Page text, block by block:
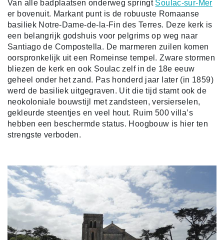
Van alle badplaatsen onderweg springt Soulac-sur-Mer
er bovenuit. Markant punt is de robuuste Romaanse
basiliek Notre-Dame-de-la-Fin des Terres. Deze kerk is
een belangrijk godshuis voor pelgrims op weg naar
Santiago de Compostella. De marmeren zuilen komen
oorspronkelijk uit een Romeinse tempel. Zware stormen
bliezen de kerk en ook Soulac zelf in de 18e eeuw
geheel onder het zand. Pas honderd jaar later (in 1859)
werd de basiliek uitgegraven. Uit die tijd stamt ook de
neokoloniale bouwstijl met zandsteen, versierselen,
gekleurde steentjes en veel hout. Ruim 500 villa’s
hebben een beschermde status. Hoogbouw is hier ten
strengste verboden.